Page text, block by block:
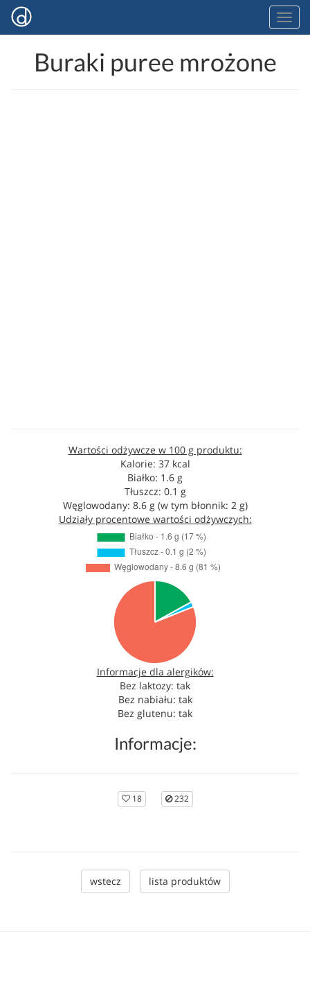
Buraki puree mrożone
Wartości odżywcze w 100 g produktu:
Kalorie: 37 kcal
Białko: 1.6 g
Tłuszcz: 0.1 g
Węglowodany: 8.6 g (w tym błonnik: 2 g)
Udziały procentowe wartości odżywczych:
Informacje dla alergików:
Bez laktozy: tak
Bez nabiału: tak
Bez glutenu: tak
Informacje:
18 232
wstecz lista produktów